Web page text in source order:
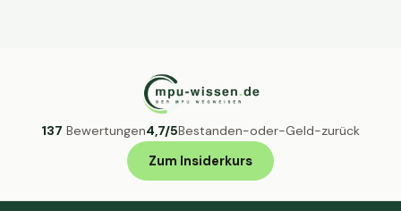
137 Bewertungen4,7/5Bestanden-oder-Geld-zurück
Zum Insiderkurs